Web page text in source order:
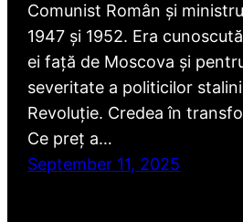
Comunist Român și
1947 și 1952. Era
ei față de Moscova și
severitate a politicilor
Revoluție. Credea în
Ce preț a…
September 11, 2025